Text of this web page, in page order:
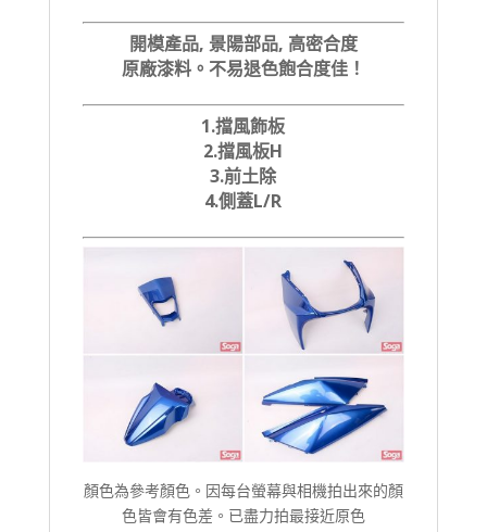
開模產品, 景陽部品, 高密合度
原廠漆料。不易退色飽合度佳！
1.擋風飾板
2.擋風板H
3.前土除
4.側蓋L/R
顏色為參考顏色。因每台螢幕與相機拍出來的顏
色皆會有色差。已盡力拍最接近原色